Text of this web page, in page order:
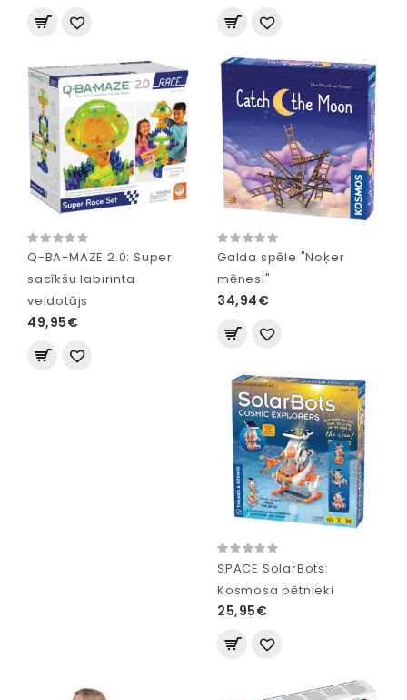
Q-BA-MAZE 2.0: Super
sacīkšu labirinta
veidotājs
49,95€
Galda spēle "Noķer
mēnesi"
34,94€
SPACE SolarBots:
Kosmosa pētnieki
25,95€